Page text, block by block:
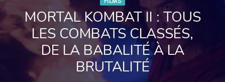
MORTAL KOMBAT II : TOUS
LES COMBATS CLASSÉS,
DE LA BABALITÉ À LA
BRUTALITÉ